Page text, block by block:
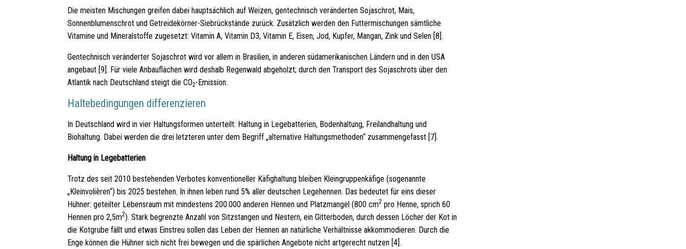
Die meisten Mischungen greifen dabei hauptsächlich auf Weizen, gentechnisch veränderten Sojaschrot, Mais,
Sonnenblumenschrot und Getreidekörner-Siebrückstände zurück. Zusätzlich werden den Futtermischungen sämtliche
Vitamine und Mineralstoffe zugesetzt: Vitamin A, Vitamin D3, Vitamin E, Eisen, Jod, Kupfer, Mangan, Zink und Selen [8].
Gentechnisch veränderter Sojaschrot wird vor allem in Brasilien, in anderen südamerikanischen Ländern und in den USA
angebaut [9]. Für viele Anbauflächen wird deshalb Regenwald abgeholzt; durch den Transport des Sojaschrots über den
Atlantik nach Deutschland steigt die CO2-Emission.
Haltebedingungen differenzieren
In Deutschland wird in vier Haltungsformen unterteilt: Haltung in Legebatterien, Bodenhaltung, Freilandhaltung und
Biohaltung. Dabei werden die drei letzteren unter dem Begriff „alternative Haltungsmethoden“ zusammengefasst [7].
Haltung in Legebatterien
Trotz des seit 2010 bestehenden Verbotes konventioneller Käfighaltung bleiben Kleingruppenkäfige (sogenannte
„Kleinvolièren“) bis 2025 bestehen. In ihnen leben rund 5% aller deutschen Legehennen. Das bedeutet für eins dieser
Hühner: geteilter Lebensraum mit mindestens 200.000 anderen Hennen und Platzmangel (800 cm2 pro Henne, sprich 60
Hennen pro 2,5m2). Stark begrenzte Anzahl von Sitzstangen und Nestern, ein Gitterboden, durch dessen Löcher der Kot in
die Kotgrube fällt und etwas Einstreu sollen das Leben der Hennen an natürliche Verhältnisse akkommodieren. Durch die
Enge können die Hühner sich nicht frei bewegen und die spärlichen Angebote nicht artgerecht nutzen [4].